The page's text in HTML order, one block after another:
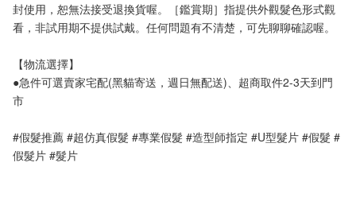
封使用，恕無法接受退換貨喔。［鑑賞期］指提供外觀髮色形式觀
看，非試用期不提供試戴。任何問題有不清楚，可先聊聊確認喔。
【物流選擇】
●急件可選賣家宅配(黑貓寄送，週日無配送)、超商取件2-3天到門
市
#假髮推薦 #超仿真假髮 #專業假髮 #造型師指定 #U型髮片 #假髮 #
假髮片 #髮片